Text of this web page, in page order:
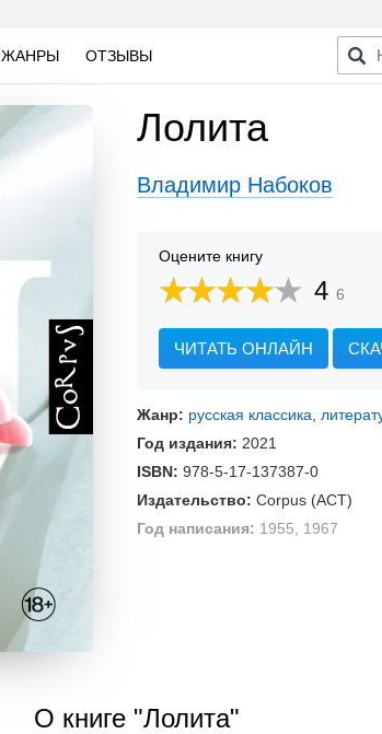
ЖАНРЫ ОТЗЫВЫ
Лолита
Владимир Набоков
Оцените книгу
4 6
ЧИТАТЬ ОНЛАЙН
Жанр: русская классика
Год издания: 2021
ISBN: 978-5-17-137387-0
Издательство: Corpus (АСТ)
Год написания: 1955, 1967
О книге "Лолита"